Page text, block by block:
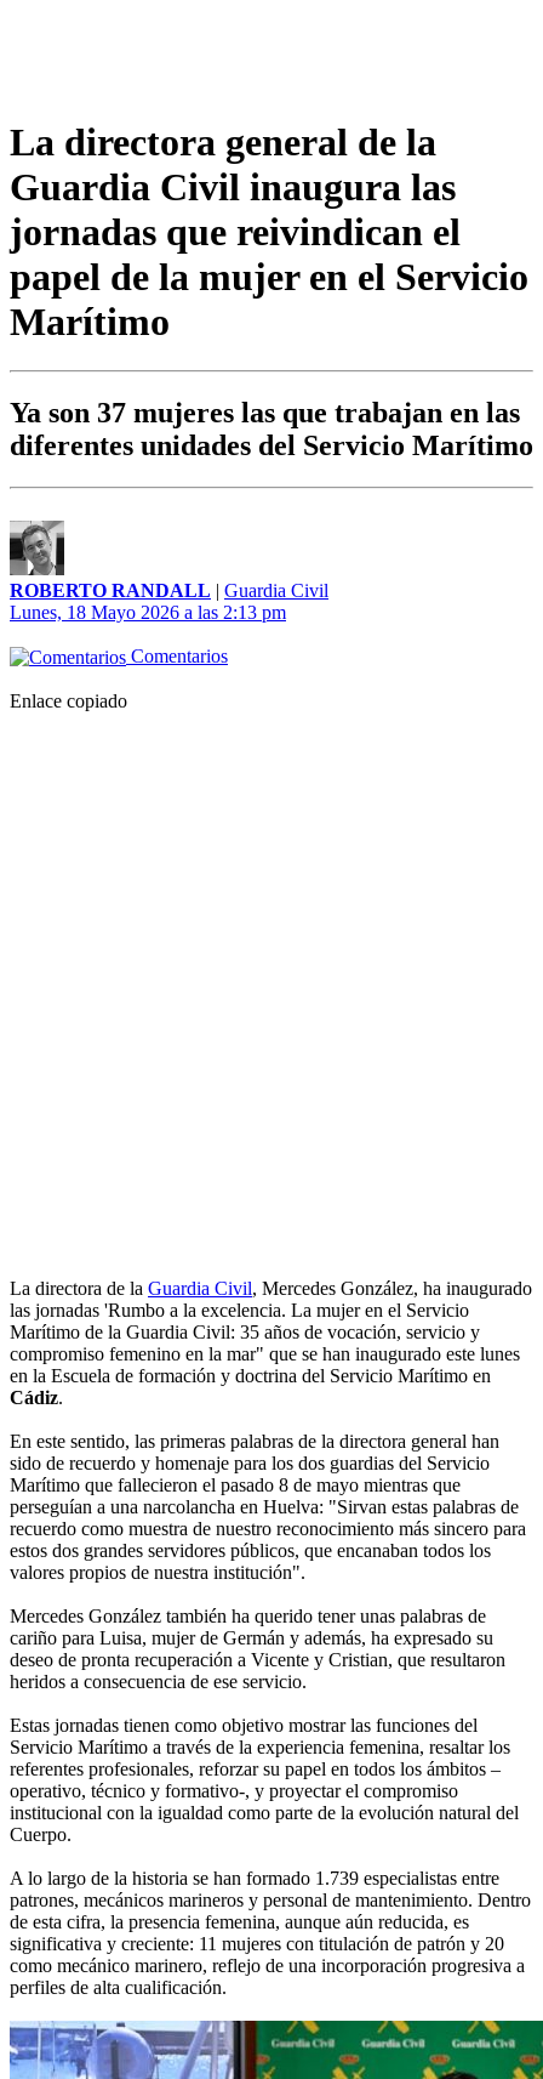
La directora general de la
Guardia Civil inaugura las
jornadas que reivindican el
papel de la mujer en el Servicio
Marítimo
Ya son 37 mujeres las que trabajan en las
diferentes unidades del Servicio Marítimo
ROBERTO RANDALL | Guardia Civil
Lunes, 18 Mayo 2026 a las 2:13 pm
Comentarios
Enlace copiado
La directora de la Guardia Civil, Mercedes González, ha inaugurado
las jornadas 'Rumbo a la excelencia. La mujer en el Servicio
Marítimo de la Guardia Civil: 35 años de vocación, servicio y
compromiso femenino en la mar" que se han inaugurado este lunes
en la Escuela de formación y doctrina del Servicio Marítimo en
Cádiz.
En este sentido, las primeras palabras de la directora general han
sido de recuerdo y homenaje para los dos guardias del Servicio
Marítimo que fallecieron el pasado 8 de mayo mientras que
perseguían a una narcolancha en Huelva: "Sirvan estas palabras de
recuerdo como muestra de nuestro reconocimiento más sincero para
estos dos grandes servidores públicos, que encanaban todos los
valores propios de nuestra institución".
Mercedes González también ha querido tener unas palabras de
cariño para Luisa, mujer de Germán y además, ha expresado su
deseo de pronta recuperación a Vicente y Cristian, que resultaron
heridos a consecuencia de ese servicio.
Estas jornadas tienen como objetivo mostrar las funciones del
Servicio Marítimo a través de la experiencia femenina, resaltar los
referentes profesionales, reforzar su papel en todos los ámbitos –
operativo, técnico y formativo-, y proyectar el compromiso
institucional con la igualdad como parte de la evolución natural del
Cuerpo.
A lo largo de la historia se han formado 1.739 especialistas entre
patrones, mecánicos marineros y personal de mantenimiento. Dentro
de esta cifra, la presencia femenina, aunque aún reducida, es
significativa y creciente: 11 mujeres con titulación de patrón y 20
como mecánico marinero, reflejo de una incorporación progresiva a
perfiles de alta cualificación.